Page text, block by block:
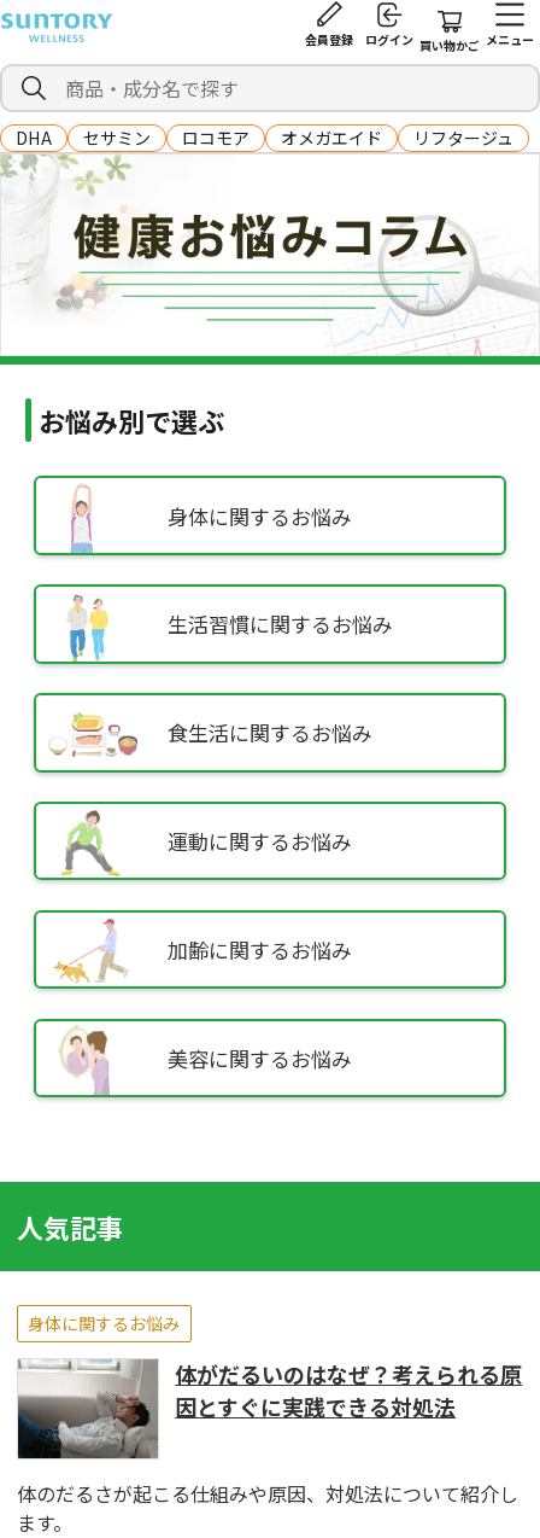
会員登録 ログイン 買い物かご メニュー
DHA セサミン ロコモア オメガエイド リフタージュ
お悩み別で選ぶ
身体に関するお悩み
生活習慣に関するお悩み
食生活に関するお悩み
運動に関するお悩み
加齢に関するお悩み
美容に関するお悩み
人気記事
身体に関するお悩み
体がだるいのはなぜ？考えられる原
因とすぐに実践できる対処法
体のだるさが起こる仕組みや原因、対処法について紹介し
ます。